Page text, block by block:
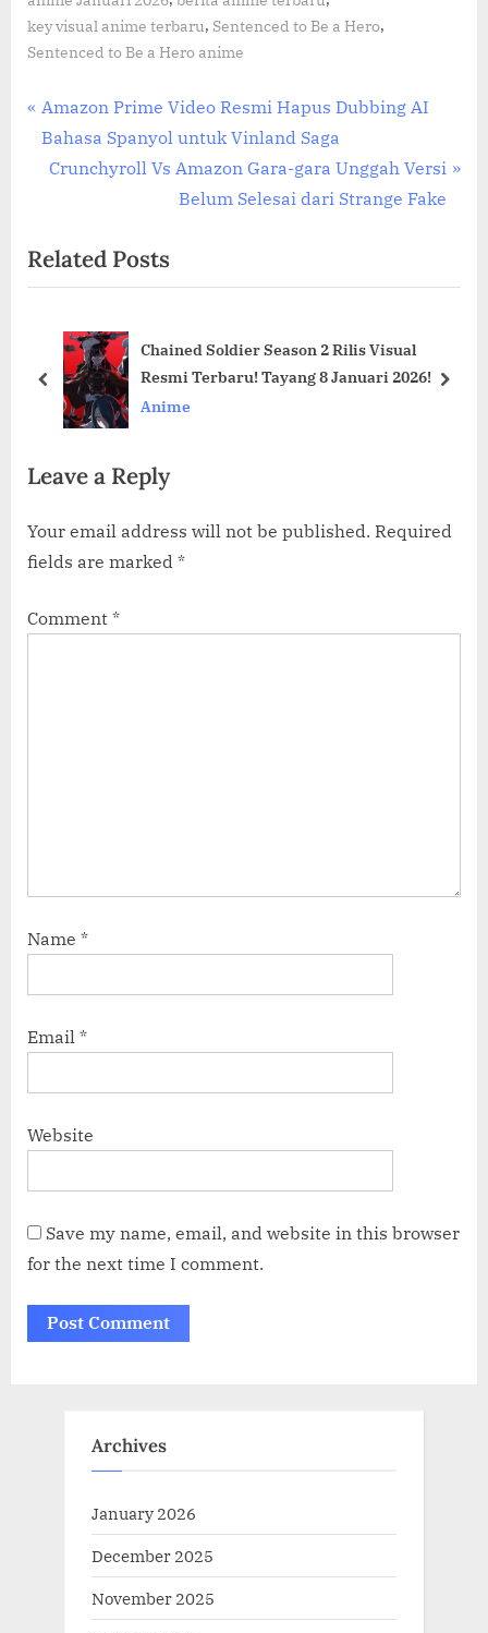
key visual anime terbaru, Sentenced to Be a Hero,
Sentenced to Be a Hero anime
Post
navigation
P
r
e
o
u
o
:
Amazon Prime Video Resmi Hapus Dubbing AI
Bahasa Spanyol untuk Vinland Saga
N
t
P
Crunchyroll Vs Amazon Gara-gara Unggah Versi
Belum Selesai dari Strange Fake
Related Posts
Chained Soldier Season 2 Rilis Visual
Resmi Terbaru! Tayang 8 Januari 2026!
Anime
prev next
Leave a Reply
Your email address will not be published. Required
fields are marked *
Comment *
Name *
Email *
Website
Save my name, email, and website in this browser
for the next time I comment.
Archives
January 2026
December 2025
November 2025